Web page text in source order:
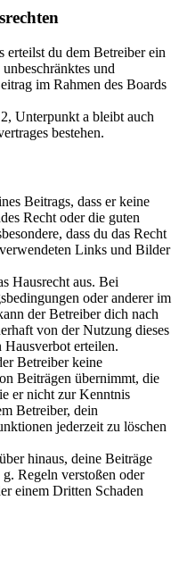
erteilst du dem Betreiber ein
und
im Rahmen des Boards
Unterpunkt a bleibt auch
bestehen.
Beitrags, dass er keine
Recht oder die guten
dass du das Recht
Links und Bilder
Hausrecht aus. Bei
oder anderer im
der Betreiber dich nach
von der Nutzung dieses
Hausverbot erteilen.
Betreiber keine
Beiträgen übernimmt, die
er nicht zur Kenntnis
Betreiber, dein
jederzeit zu löschen
hinaus, deine Beiträge
Regeln verstoßen oder
einem Dritten Schaden